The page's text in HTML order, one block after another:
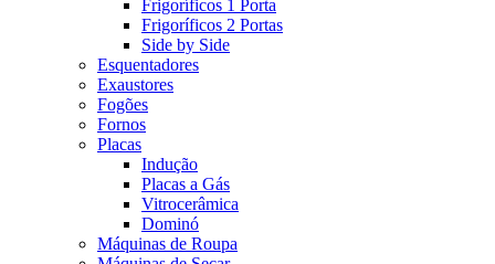
Frigoríficos 1 Porta
Frigoríficos 2 Portas
Side by Side
Esquentadores
Exaustores
Fogões
Fornos
Placas
Indução
Placas a Gás
Vitrocerâmica
Dominó
Máquinas de Roupa